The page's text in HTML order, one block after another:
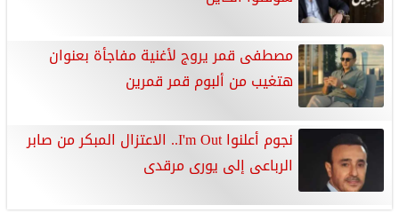
مصطفى قمر يروج لأغنية مفاجأة بعنوان
هتغيب من ألبوم قمر قمرين
نجوم أعلنوا I'm Out.. الاعتزال المبكر من صابر
الرباعى إلى يورى مرقدى